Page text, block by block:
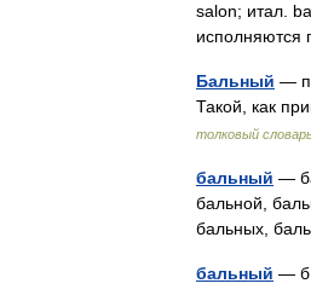
salon; итал.
исполняются
Бальный —
Такой, как
толковый
бальный —
бальной,
бальных,
бальный — б